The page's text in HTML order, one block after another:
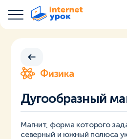
Физика
Дугообразный
Магнит, форма которого
северный и южный полюса